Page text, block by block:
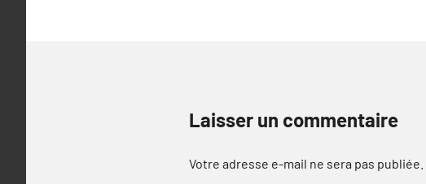
Laisser un commentaire
Votre adresse e-mail ne sera pas publiée.